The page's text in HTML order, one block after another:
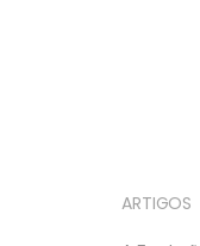
ARTIGOS